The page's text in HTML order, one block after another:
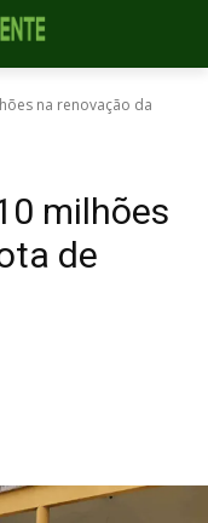
na renovação da
milhões
de